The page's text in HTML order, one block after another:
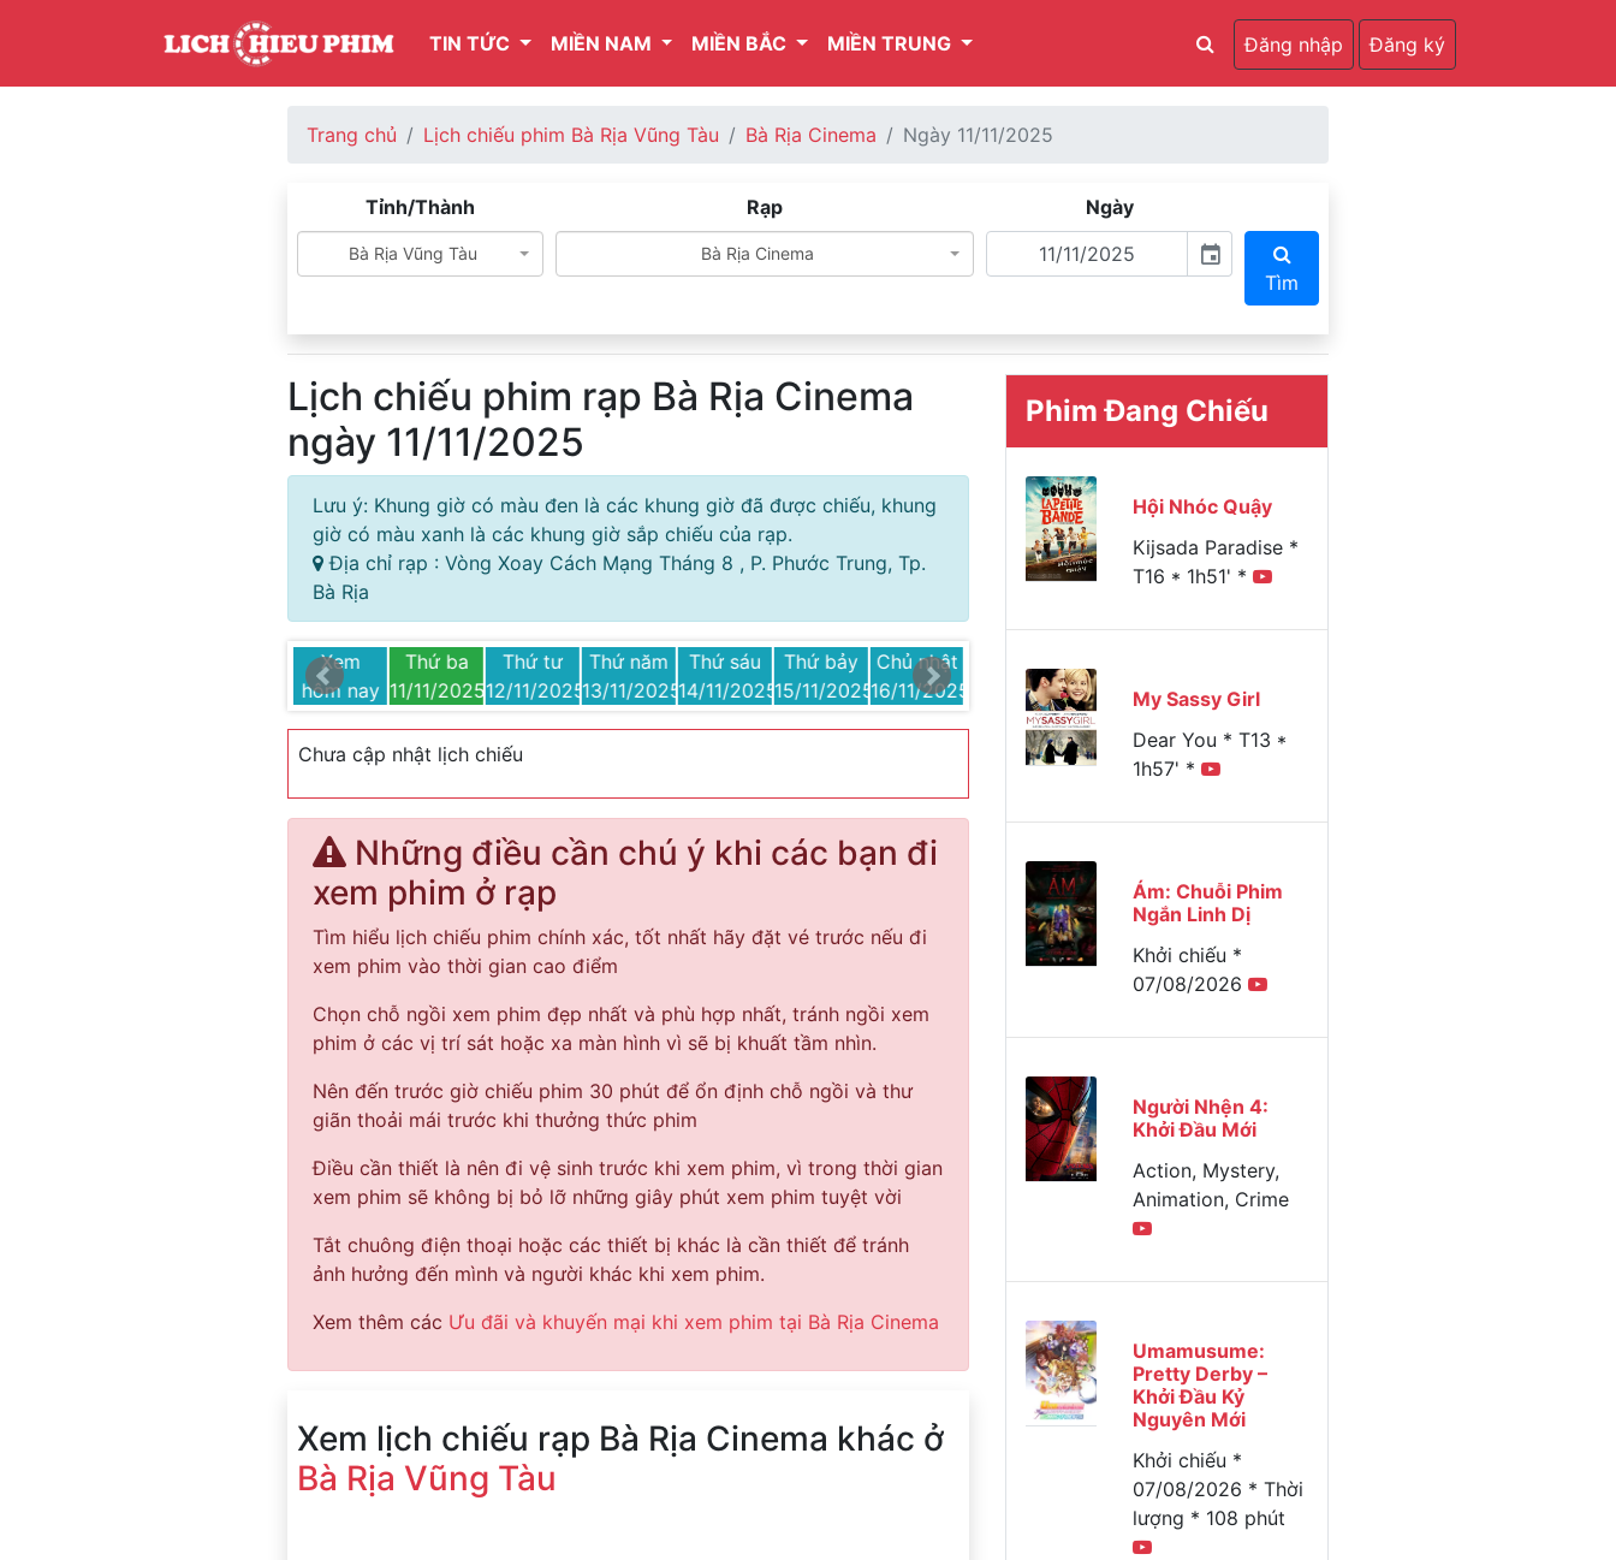
TIN TỨC MIỀN NAM MIỀN BẮC MIỀN TRUNG Đăng nhập Đăng ký
Trang chủ Lịch chiếu phim Bà Rịa Vũng Tàu Bà Rịa Cinema Ngày 11/11/2025
Tỉnh/Thành
Bà Rịa Vũng Tàu
Rạp
Bà Rịa Cinema
Ngày
event
Tìm
Lịch chiếu phim rạp Bà Rịa Cinema
ngày 11/11/2025
Lưu ý: Khung giờ có màu đen là các khung giờ đã được chiếu, khung
giờ có màu xanh là các khung giờ sắp chiếu của rạp.
Địa chỉ rạp : Vòng Xoay Cách Mạng Tháng 8 , P. Phước Trung, Tp.
Bà Rịa
Xem
hôm nay
Thứ ba
11/11/2025
Thứ tư
12/11/2025
Thứ năm
13/11/2025
Thứ sáu
14/11/2025
Thứ bảy
15/11/2025
Chủ nhật
16/11/2025
17/11/2025 hôm nay 11/11/202512/11/2025
Chưa cập nhật lịch chiếu
Những điều cần chú ý khi các bạn đi
xem phim ở rạp
Tìm hiểu lịch chiếu phim chính xác, tốt nhất hãy đặt vé trước nếu đi
xem phim vào thời gian cao điểm
Chọn chỗ ngồi xem phim đẹp nhất và phù hợp nhất, tránh ngồi xem
phim ở các vị trí sát hoặc xa màn hình vì sẽ bị khuất tầm nhìn.
Nên đến trước giờ chiếu phim 30 phút để ổn định chỗ ngồi và thư
giãn thoải mái trước khi thưởng thức phim
Điều cần thiết là nên đi vệ sinh trước khi xem phim, vì trong thời gian
xem phim sẽ không bị bỏ lỡ những giây phút xem phim tuyệt vời
Tắt chuông điện thoại hoặc các thiết bị khác là cần thiết để tránh
ảnh hưởng đến mình và người khác khi xem phim.
Xem thêm các Ưu đãi và khuyến mại khi xem phim tại Bà Rịa Cinema
Xem lịch chiếu rạp Bà Rịa Cinema khác ở
Bà Rịa Vũng Tàu
Phim Đang Chiếu
Hội Nhóc Quậy
Kijsada Paradise *
T16 * 1h51' *
My Sassy Girl
Dear You * T13 *
1h57' *
Ám: Chuỗi Phim
Ngắn Linh Dị
Khởi chiếu *
07/08/2026
Người Nhện 4:
Khởi Đầu Mới
Action, Mystery,
Animation, Crime
Umamusume:
Pretty Derby –
Khởi Đầu Kỷ
Nguyên Mới
Khởi chiếu *
07/08/2026 * Thời
lượng * 108 phút